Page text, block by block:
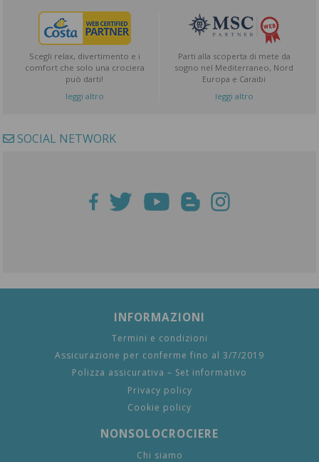
Scegli relax, divertimento e i
comfort che solo una crociera
può darti!
leggi altro
Parti alla scoperta di mete da
sogno nel Mediterraneo, Nord
Europa e Caraibi
leggi altro
SOCIAL NETWORK
INFORMAZIONI
Termini e condizioni
Assicurazione per conferme fino al 3/7/2019
Polizza assicurativa – Set informativo
Privacy policy
Cookie policy
NONSOLOCROCIERE
Chi siamo